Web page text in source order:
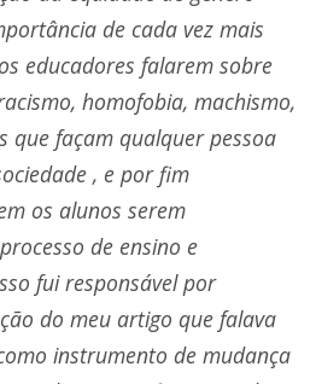
de cada vez mais
educadores falarem sobre
homofobia, machismo,
que façam qualquer pessoa
, e por fim
os alunos serem
de ensino e
fui responsável por
do meu artigo que falava
instrumento de mudança